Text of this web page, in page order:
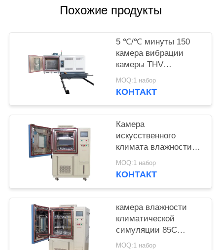
Похожие продукты
5 ℃/℃ минуты 150
камера вибрации
камеры THV
влажности постоянн
MOQ:1 набор
КОНТАКТ
Камера
искусственного
климата влажности
лаборатории 20%RH
MOQ:1 набор
КОНТАКТ
камера влажности
климатической
симуляции 85C
85%RH постоянн
MOQ:1 набор